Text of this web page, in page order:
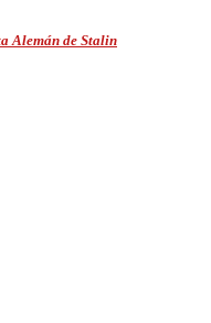
Alemán de Stalin